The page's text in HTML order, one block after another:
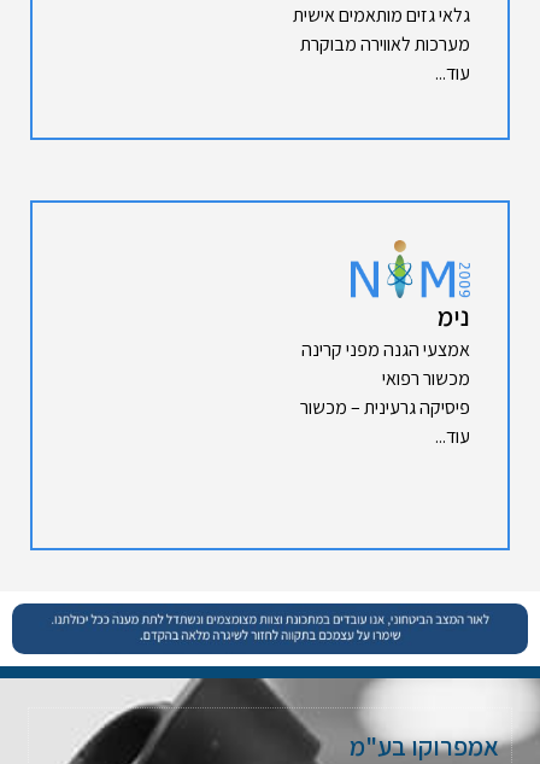
גלאי גזים מותאמים אישית
מערכות לאווירה מבוקרת
עוד...
נימ
אמצעי הגנה מפני קרינה
מכשור רפואי
פיסיקה גרעינית – מכשור
עוד...
אמפרוקו בע"מ